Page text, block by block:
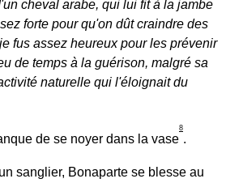
cheval arabe, qui lui fit à la jambe
forte pour qu'on dût craindre des
fus assez heureux pour les prévenir
de temps à la guérison, malgré sa
naturelle qui l'éloignait du
de se noyer dans la vase
8
.
sanglier, Bonaparte se blesse au